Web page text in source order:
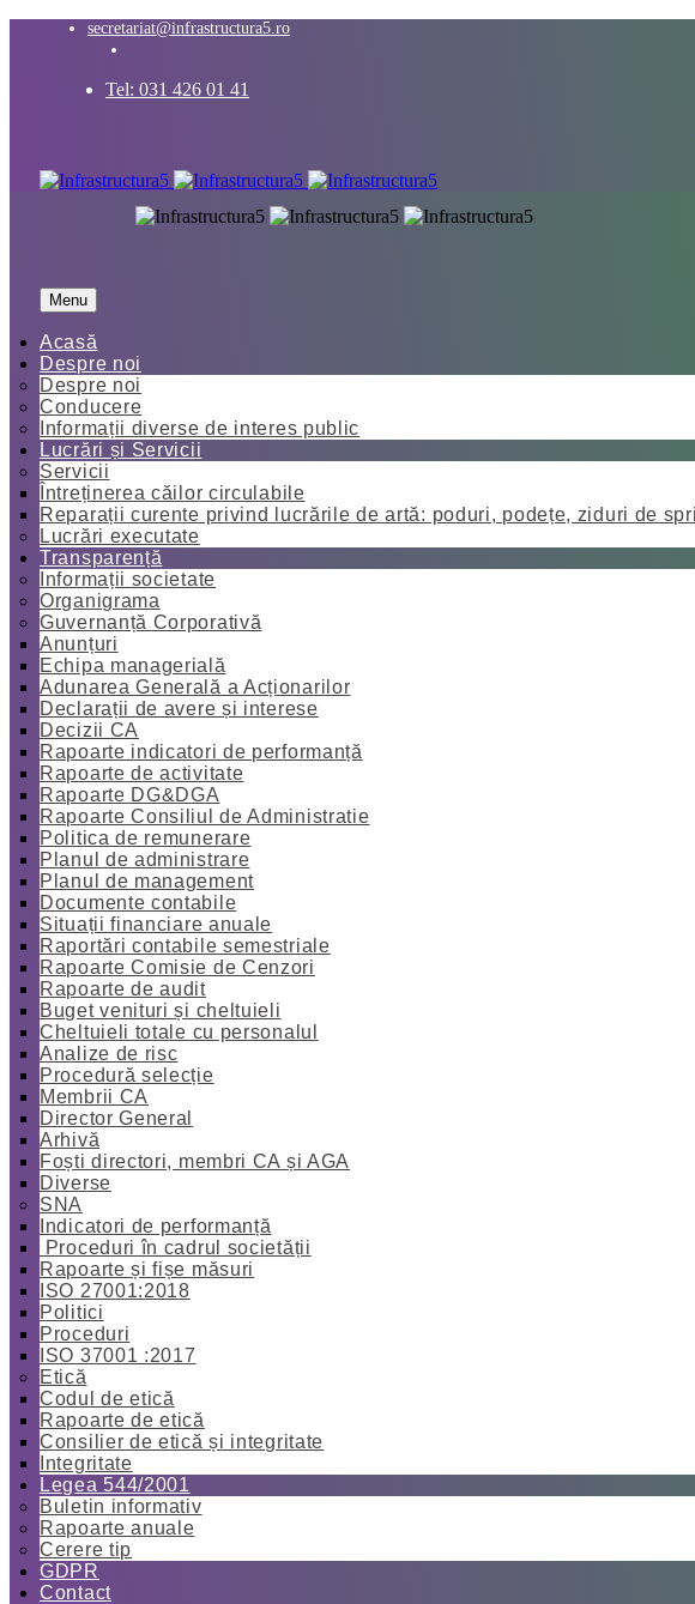
secretariat@infrastructura5.ro
Tel: 031 426 01 41
Menu
Acasă
Despre noi
Despre noi
Conducere
Informații diverse de interes public
Lucrări și Servicii
Servicii
Întreținerea căilor circulabile
Reparații curente privind lucrările de artă: poduri, podețe, ziduri de
Lucrări executate
Transparență
Informații societate
Organigrama
Guvernanță Corporativă
Anunțuri
Echipa managerială
Adunarea Generală a Acționarilor
Declarații de avere și interese
Decizii CA
Rapoarte indicatori de performanță
Rapoarte de activitate
Rapoarte DG&DGA
Rapoarte Consiliul de Administratie
Politica de remunerare
Planul de administrare
Planul de management
Documente contabile
Situații financiare anuale
Raportări contabile semestriale
Rapoarte Comisie de Cenzori
Rapoarte de audit
Buget venituri și cheltuieli
Cheltuieli totale cu personalul
Analize de risc
Procedură selecție
Membrii CA
Director General
Arhivă
Foști directori, membri CA și AGA
Diverse
SNA
Indicatori de performanță
Proceduri în cadrul societății
Rapoarte și fișe măsuri
ISO 27001:2018
Politici
Proceduri
ISO 37001 :2017
Etică
Codul de etică
Rapoarte de etică
Consilier de etică și integritate
Integritate
Legea 544/2001
Buletin informativ
Rapoarte anuale
Cerere tip
GDPR
Contact